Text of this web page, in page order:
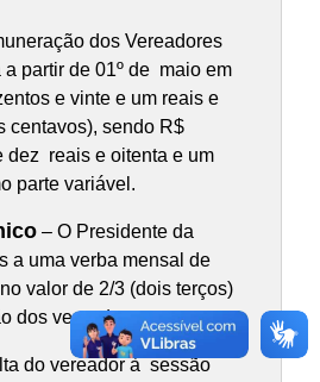
dos Vereadores
partir de 01º de maio em
e vinte e um reais e
centavos), sendo R$
dez reais e oitenta e um
parte variável.
– O Presidente da
a uma verba mensal de
valor de 2/3 (dois terços)
dos vereadores.
do vereador à sessão